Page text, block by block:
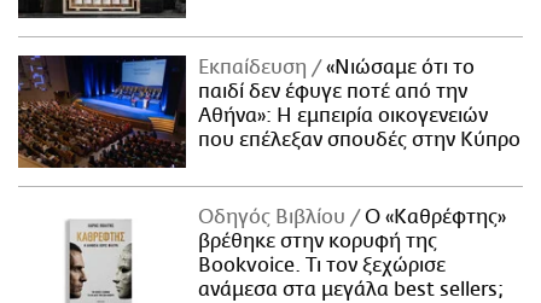
Εκπαίδευση
«Νιώσαμε ότι το
παιδί δεν έφυγε ποτέ από την
Αθήνα»: Η εμπειρία οικογενειών
που επέλεξαν σπουδές στην Κύπρο
Οδηγός Βιβλίου
Ο «Καθρέφτης»
βρέθηκε στην κορυφή της
Bookvoice. Τι τον ξεχώρισε
ανάμεσα στα μεγάλα best sellers;